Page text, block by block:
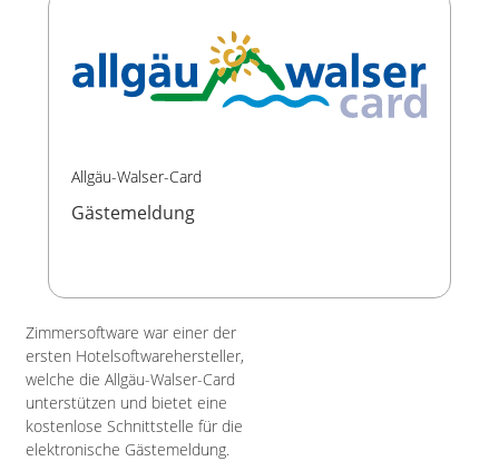
Allgäu-Walser-Card
Gästemeldung
Zimmersoftware war einer der
ersten Hotelsoftwarehersteller,
welche die Allgäu-Walser-Card
unterstützen und bietet eine
kostenlose Schnittstelle für die
elektronische Gästemeldung.